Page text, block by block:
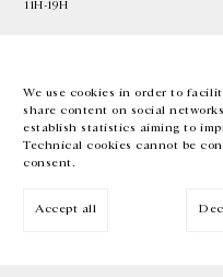
We use cookies in order to
share content on social
establish statistics aiming to
Technical cookies cannot be
consent.
Accept all
11H-19H
EN FR 中文 Facebook
Inscrivez-vous à notre newsletter